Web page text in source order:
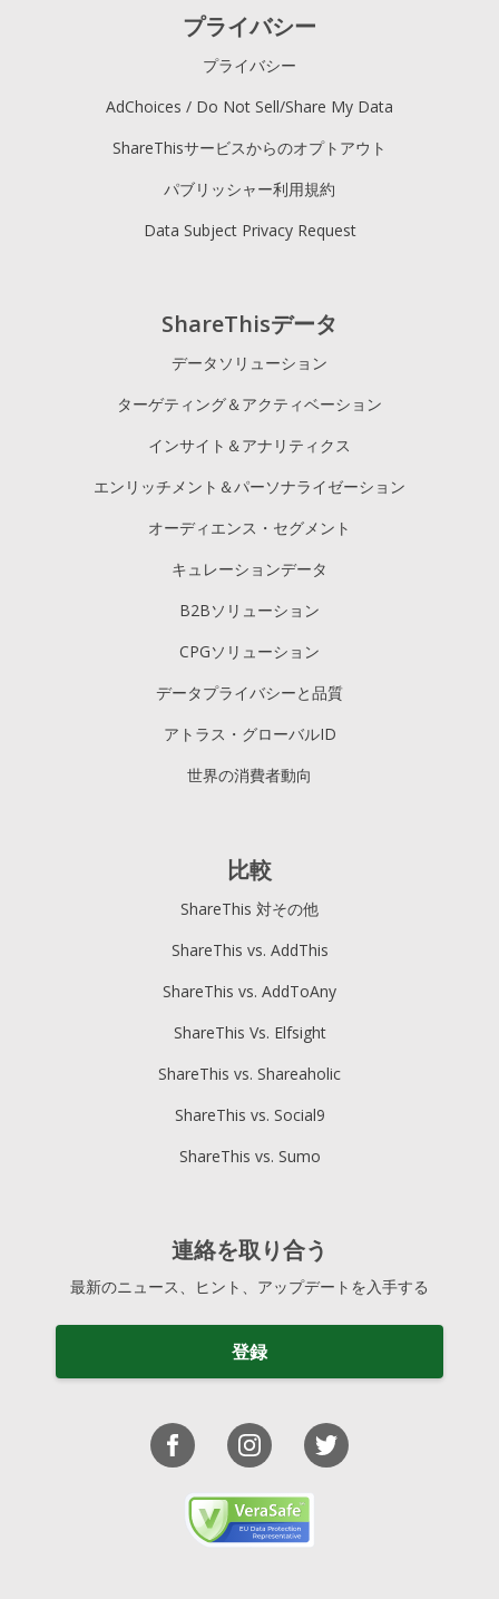
ShareThisデータ
データソリューション
ターゲティング＆アクティベーション
インサイト＆アナリティクス
エンリッチメント＆パーソナライゼーション
オーディエンス・セグメント
キュレーションデータ
B2Bソリューション
CPGソリューション
データプライバシーと品質
アトラス・グローバルID
世界の消費者動向
プライバシー
プライバシー
AdChoices / Do Not Sell/Share My Data
ShareThisサービスからのオプトアウト
パブリッシャー利用規約
Data Subject Privacy Request
比較
ShareThis 対その他
ShareThis vs. AddThis
ShareThis vs. AddToAny
ShareThis Vs. Elfsight
ShareThis vs. Shareaholic
ShareThis vs. Social9
ShareThis vs. Sumo
連絡を取り合う
最新のニュース、ヒント、アップデートを入手する
登録